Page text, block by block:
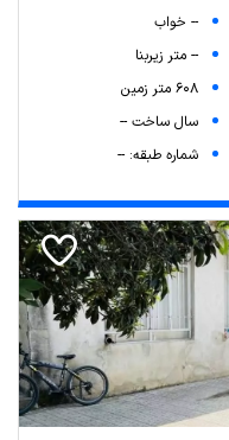
-- خواب
-- متر زیربنا
608 متر زمین
سال ساخت --
شماره طبقه: --